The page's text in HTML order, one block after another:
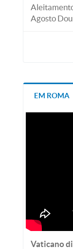
Agosto
EM ROMA
Vaticano